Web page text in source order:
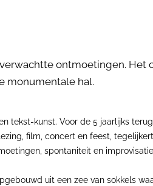
ontmoetingen. Het
monumentale hal.
tekst-kunst. Voor de 5 jaarlijks
film, concert en feest,
spontaniteit en
uit een zee van sokkels